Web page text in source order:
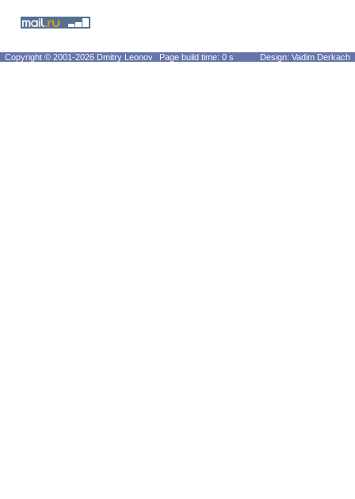
Copyright © 2001-2026 Dmitry Leonov Page build time: 0 s Design: Vadim Derkach